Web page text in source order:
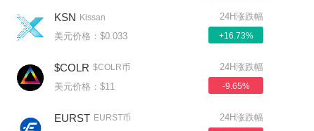
KSN Kissan
美元价格：$0.033
24H涨跌幅
+16.73%
$COLR $COLR币
美元价格：$11
24H涨跌幅
-9.65%
EURST EURST币 24H涨跌幅